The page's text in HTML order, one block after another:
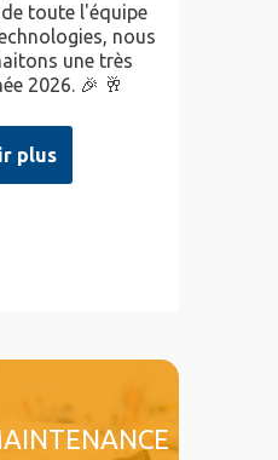
toute l'équipe
nous
une très
2026. 🎉 🥂
plus